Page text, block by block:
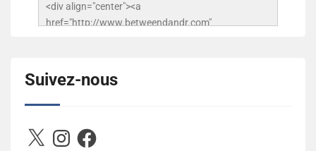
<div align="center"><a
href="http://www.betweendandr.com"
503716673157532-2788222864243652657-n.jpg"
alt="Between D&R" style="border:none;" /></a>
</div>
Suivez-nous
X InstagramFacebook